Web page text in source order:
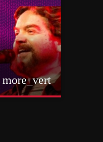
more_vert